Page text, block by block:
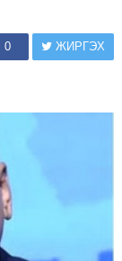
0 ЖИРГЭХ